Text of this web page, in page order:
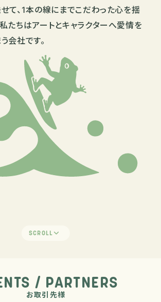
て、 1本の線にまでこだわった心を揺
私たちはアートとキャラクターへ愛情を
会社です。
SCROLL
/ PARTNERS
お取引先様